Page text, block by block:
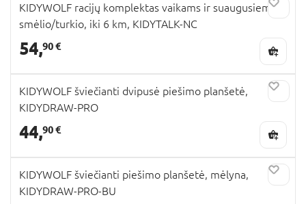
KIDYWOLF racijų komplektas vaikams ir suaugusiems,
smėlio/turkio, iki 6 km, KIDYTALK-NC
54,90 €
KIDYWOLF šviečianti dvipusė piešimo planšetė,
KIDYDRAW-PRO
44,90 €
KIDYWOLF šviečianti piešimo planšetė, mėlyna,
KIDYDRAW-PRO-BU